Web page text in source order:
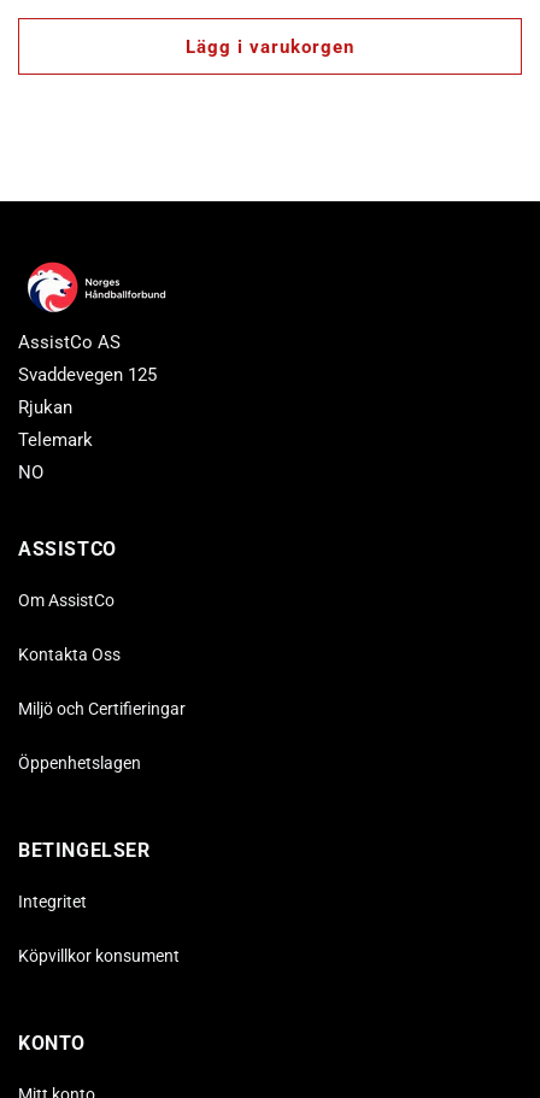
pris
Lägg i varukorgen
AssistCo AS
Svaddevegen 125
Rjukan
Telemark
NO
ASSISTCO
Om AssistCo
Kontakta Oss
Miljö och Certifieringar
Öppenhetslagen
BETINGELSER
Integritet
Köpvillkor konsument
KONTO